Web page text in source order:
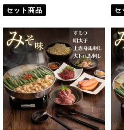
セット商品 セ